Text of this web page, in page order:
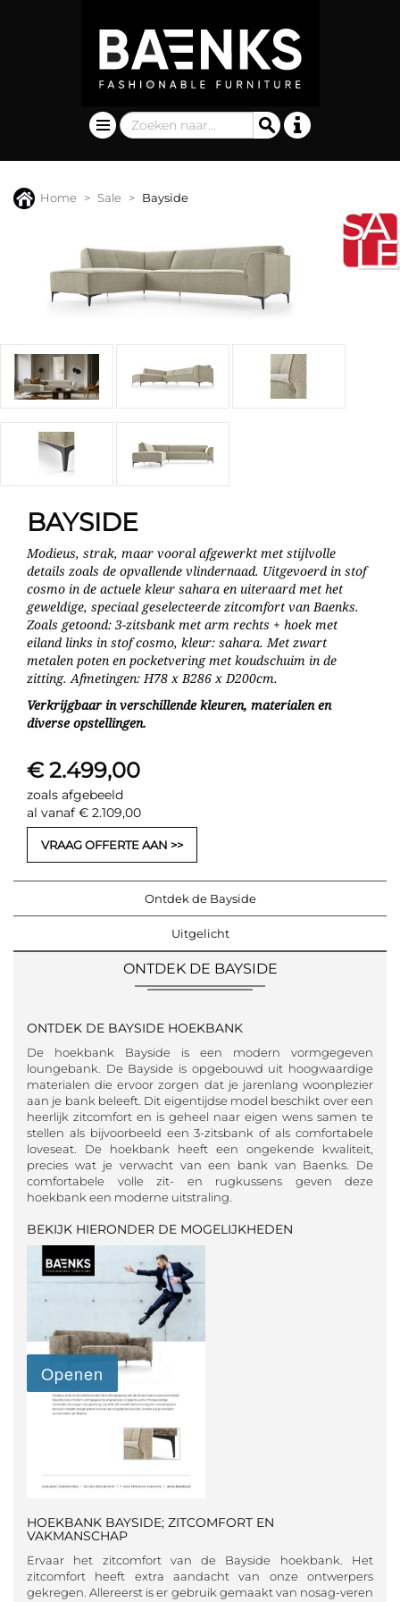
Home Sale Bayside
BAYSIDE
Modieus, strak, maar vooral afgewerkt met stijlvolle
details zoals de opvallende vlindernaad. Uitgevoerd in stof
cosmo in de actuele kleur sahara en uiteraard met het
geweldige, speciaal geselecteerde zitcomfort van Baenks.
Zoals getoond: 3-zitsbank met arm rechts + hoek met
eiland links in stof cosmo, kleur: sahara. Met zwart
metalen poten en pocketvering met koudschuim in de
zitting. Afmetingen: H78 x B286 x D200cm.
Verkrijgbaar in verschillende kleuren, materialen en
diverse opstellingen.
€ 2.499,00
zoals afgebeeld
al vanaf € 2.109,00
VRAAG OFFERTE AAN
Ontdek de Bayside
Uitgelicht
ONTDEK DE BAYSIDE
ONTDEK DE BAYSIDE HOEKBANK
De hoekbank Bayside is een modern vormgegeven
loungebank. De Bayside is opgebouwd uit hoogwaardige
materialen die ervoor zorgen dat je jarenlang woonplezier
aan je bank beleeft. Dit eigentijdse model beschikt over een
heerlijk zitcomfort en is geheel naar eigen wens samen te
stellen als bijvoorbeeld een 3-zitsbank of als comfortabele
loveseat. De hoekbank heeft een ongekende kwaliteit,
precies wat je verwacht van een bank van Baenks. De
comfortabele volle zit- en rugkussens geven deze
hoekbank een moderne uitstraling.
BEKIJK HIERONDER DE MOGELIJKHEDEN
HOEKBANK BAYSIDE; ZITCOMFORT EN
VAKMANSCHAP
Ervaar het zitcomfort van de Bayside hoekbank. Het
zitcomfort heeft extra aandacht van onze ontwerpers
gekregen. Allereerst is er gebruik gemaakt van nosag-veren